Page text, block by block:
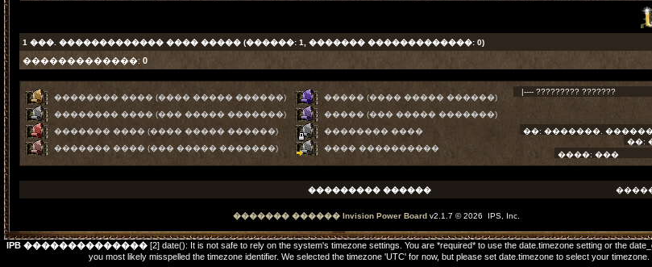
1 ���. ������������� ���� ����� (������: 1, ������� �������������: 0)
�������������: 0
�������� ���� (���� ����� ������)
�������� ���� (��� ����� �������)
������� ���� (���� ����� ������)
������� ���� (��� ����� �������)
����� (���� ����� ������)
����� (��� ����� �������)
�������� ����
���� ����������
��������� ������
������� ������ Invision Power Boardv2.1.7 © 2026 IPS, Inc.
IPB �������������� [2] date(): It is not safe to rely on the system's timezone settings. You are *required* to use the date.timezone setting or the
you most likely misspelled the timezone identifier. We selected the timezone 'UTC' for now, but please set date.timezone to select your